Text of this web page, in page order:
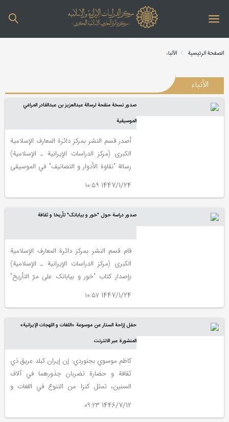
الصفحة الرئیسیة الأنباء
الأنباء
صدور نسخة منقحة لرسالة عبدالعزیز بن عبدالقادر المراغي
الموسیقیة
أصدر قسم النشر بمرکز دائرة المعارف الإسلامیة
الکبری (مرکز الدراسات الإیرانیة ـ الإسلامیة)
رسالة "نقاوة الأدوار و التصانیف" في الموسیقی
1447/1/24 ۱۰:۵۹
صدور دراسة حول "خور و بیابانک" تأریخا و ثقافة
قام قسم النشر بمرکز دائرة المعارف الإسلامیة
الکبری (مرکز الدراسات الإیرانیة ـ الإسلامیة)
بإصدار کتاب "خور و بیابانک علی مرّ التأریخ"
1447/1/24 ۱۰:۵۷
حفل إزاحة الستار عن موسوعة «اللغات و اللهجات الإیرانیة»
المنشورة عبر الانترنت
کاظم موسوي بجنوردي: إن إیران کبلد عریق ذي
ثقافة و حضارة تضربان جذورهما في آلاف
السنین، تمثل کنزا من التنوع في اللغات و
1446/7/12 ۰۹:۲۳